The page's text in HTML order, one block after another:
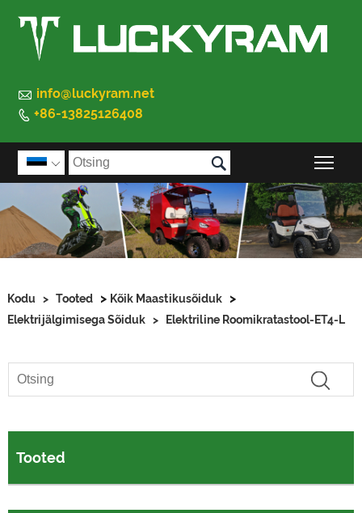
 info@luckyram.net
 +86-13825126408
 
Kodu > Tooted > Kõik Maastikusõiduk >
Elektrijälgimisega Sõiduk > Elektriline Roomikratastool-ET4-L
Tooted